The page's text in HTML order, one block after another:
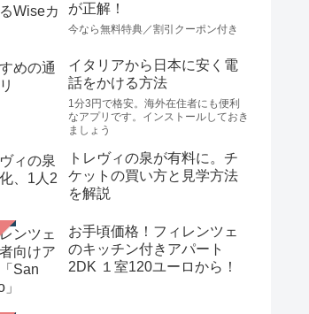
が正解！
今なら無料特典／割引クーポン付き
イタリアから日本に安く電
話をかける方法
1分3円で格安。海外在住者にも便利
なアプリです。インストールしておき
ましょう
トレヴィの泉が有料に。チ
ケットの買い方と見学方法
を解説
お手頃価格！フィレンツェ
のキッチン付きアパート
2DK １室120ユーロから！